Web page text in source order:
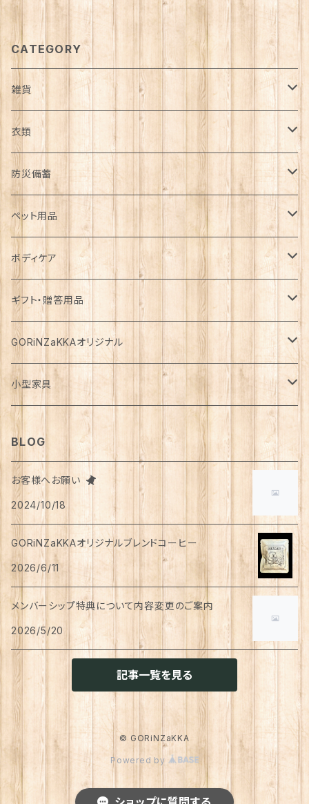
CATEGORY
雑貨
日用品雑貨
インテリア
カゴ・バスケット
エコバッグ
花瓶
鏡
お風呂・ランドリー
タオル
スリッパ
マスク
ハンドソープ
アロマ・お香
トラベルセット
カレンダー
クッション・クッションカバー
ファブリック・マルチカバー
ブランケット
照明
服飾雑貨
帽子
アクセサリー
マフラー・ストール
ブランケット
バッグ
カゴバッグ
スマホショルダーバッグ
ポーチ
お財布・カード入れ
手袋・アームカバー
ハンカチ
てぬぐい
キーホルダー
メガネ・メガネケース
傘
キッチン雑貨
食器
お箸
カトラリー
ストロー
ポット・急須
湯のみ
グラス
カップ&ソーサー
マグカップ
コースター
お皿
箸置き
お菓子作り
ふきん
ガーデン雑貨
ジョウロ
鉢
はさみ
支柱
ステーショナリー
紙類
ノート
カード
はがき
ペン
メモ帳
スケジュール帳
はさみ
ふせん
マスキングテープ
ミニチュア
アウトドア
手芸用品
衣類
アウター
コート
ダウン
ジャケット
パーカー・ウィンドブレーカー
カーディガン
ベスト
ブルゾン
トップス
長袖
半袖
五分丈、七分丈
ニット
タンクトップ
フレンチスリーブ
ボトムス
スカート
キュロット
ワイドパンツ
パンツ
ワンピース・チュニック
ルームウェア・パジャマ
アンダーウェア
レッグウェア
靴下
タイツ
足首ウォーマー
メンズ
ボトムス
アウター
ジャケット
トップス
防災備蓄
防災用品
下着
食器・カトラリー
バッテリー
ブランケット・寝具
食料
パックご飯
お餅
麺類
穀物
粉物
缶詰・瓶詰
レトルト惣菜
カレー
味噌汁・スープ
お茶漬け
乾物
調味料・オイル
だし
飲料
水・炭酸水
ジュース
コーヒー
紅茶
お茶
ハーブティー
希釈飲料
ペーパー類
トイレットペーパー
ティッシュペーパー
ライト
ろうそく
ペット用品
ドライフード
犬用
猫用
メダカ
ウェットフード
無添加・手作り（犬用）
猫用
缶詰
犬用
猫用
レトルト食品
犬用
猫用
おやつ
犬用
猫用
犬猫共通
食器
犬用
猫用
衣類・服飾雑貨
犬用
猫用
おもちゃ
猫用
ボディケア
犬用
猫用
犬猫兼用
ベッド
トイレ周り
犬用
猫用
犬猫兼用
その他雑貨
サプリメント
ボディケア
基礎化粧品
化粧水
乳液
医薬部外品
リップクリーム
メイク用品
ボディーソープ
ヘアケア
クシ・ブラシ
シャンプー
リンスインシャンプー
トリートメント
せっけん
洗顔
ハンドクリーム
オーラルケア
入浴剤・バスボム
ギフト・贈答用品
食品・飲料
食器類
タオル
洗剤
防災用品
ラッピング資材
GORiNZaKKAオリジナル
アパレル
Tシャツ
アクセサリー
ピアス
イヤリング・ノンホールピアス
リング
飲料
珈琲
小型家具
スツール
BLOG
お客様へお願い
2024/10/18
GORiNZaKKAオリジナルブレンドコーヒー
2026/6/11
メンバーシップ特典について内容変更のご案内
2026/5/20
記事一覧を見る
© GORiNZaKKA
Powered by